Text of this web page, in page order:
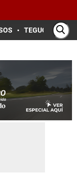
TEGUCIGALPA